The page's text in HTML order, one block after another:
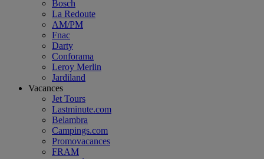
Bosch
La Redoute
AM/PM
Fnac
Darty
Conforama
Leroy Merlin
Jardiland
Vacances
Jet Tours
Lastminute.com
Belambra
Campings.com
Promovacances
FRAM